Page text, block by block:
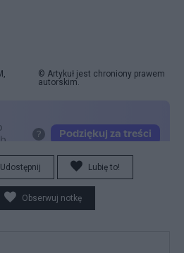
© Artykuł jest chroniony prawem
autorskim.
Udostępnij Lubię to!
Obserwuj notkę